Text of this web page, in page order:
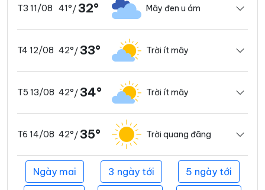
T3 11/08 41°/ 32° Mây đen u ám
T4 12/08 42°/ 33° Trời ít mây
T5 13/08 42°/ 34° Trời ít mây
T6 14/08 42°/ 35° Trời quang đãng
Ngày mai 3 ngày tới 5 ngày tới